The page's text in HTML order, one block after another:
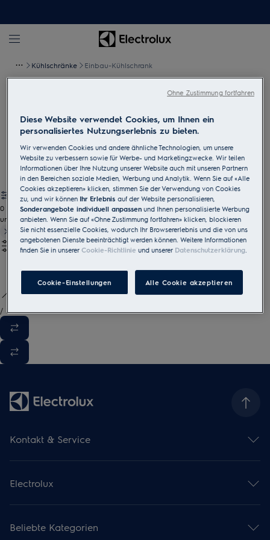
Kühlschränke Einbau-Kühlschrank
Die Electrolux Einbau-Kühlschränke passen sich flexibel an Ihre
Küchengrösse, Einkaufsgewohnheiten und Kochpräferenzen an.
Sie bieten ausreichend Platz für Vorrat und ermöglichen eine
übersichtliche Lagerung. In kleinen Küchen sparen Sie Platz mit
einem Modell, das unter die Theke passt.
0
undefined
/ 3
Kontakt & Service
Serviceübersicht
Reparaturservice
Garantieverlängerung
Pflegeservice
Electrolux
Kataloge & Broschüren
Über uns
Beliebte Kategorien
Diese Website verwendet Cookies, um Ihnen ein
personalisiertes Nutzungserlebnis zu bieten.
Wir verwenden Cookies und andere ähnliche Technologien, um unsere
Website zu verbessern sowie für Werbe- und Marketingzwecke. Wir teilen
Informationen über Ihre Nutzung unserer Website auch mit unseren Partnern
in den Bereichen soziale Medien, Werbung und Analytik. Wenn Sie auf «Alle
Cookies akzeptieren» klicken, stimmen Sie der Verwendung von Cookies
zu, und wir können Ihr Erlebnisauf der Website personalisieren,
Sonderangebote individuell anpassen und Ihnen personalisierte Werbung
anbieten. Wenn Sie auf «Ohne Zustimmung fortfahren» klicken, blockieren
Sie nicht essenzielle Cookies, wodurch Ihr Browsererlebnis und die von uns
angebotenen Dienste beeinträchtigt werden können. Weitere Informationen
finden Sie in unsererCookie-Richtlinie und unserer Datenschutzerklärung
Cookie-Einstellungen Alle Cookie akzeptieren
Ohne Zustimmung fortfahren